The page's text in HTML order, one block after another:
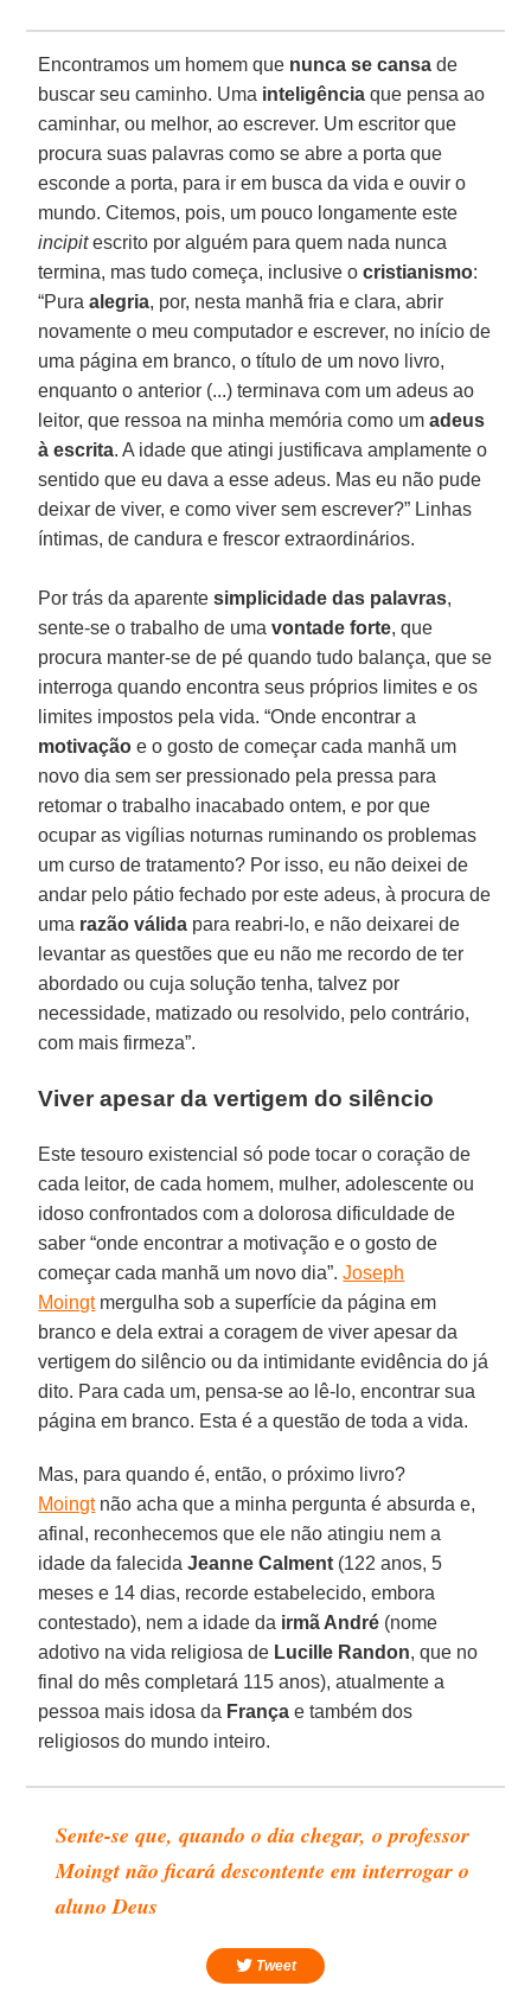
Encontramos um homem que nunca se cansa de
buscar seu caminho. Uma inteligência que pensa ao
caminhar, ou melhor, ao escrever. Um escritor que
procura suas palavras como se abre a porta que
esconde a porta, para ir em busca da vida e ouvir o
mundo. Citemos, pois, um pouco longamente este
incipitescrito por alguém para quem nada nunca
termina, mas tudo começa, inclusive ocristianismo:
“Puraalegria, por, nesta manhã fria e clara, abrir
novamente o meu computador e escrever, no início de
uma página em branco, o título de um novo livro,
enquanto o anterior (...) terminava com um adeus ao
leitor, que ressoa na minha memória como umadeus
à escrita. A idade que atingi justificava amplamente o
sentido que eu dava a esse adeus. Mas eu não pude
deixar de viver, e como viver sem escrever?” Linhas
íntimas, de candura e frescor extraordinários.
Por trás da aparentesimplicidade das palavras,
sente-se o trabalho de umavontade forte, que
procura manter-se de pé quando tudo balança, que se
interroga quando encontra seus próprios limites e os
limites impostos pela vida. “Onde encontrar a
motivação e o gosto de começar cada manhã um
novo dia sem ser pressionado pela pressa para
retomar o trabalho inacabado ontem, e por que
ocupar as vigílias noturnas ruminando os problemas
um curso de tratamento? Por isso, eu não deixei de
andar pelo pátio fechado por este adeus, à procura de
uma razão válida para reabri-lo, e não deixarei de
levantar as questões que eu não me recordo de ter
abordado ou cuja solução tenha, talvez por
necessidade, matizado ou resolvido, pelo contrário,
com mais firmeza”.
Viver apesar da vertigem do silêncio
Este tesouro existencial só pode tocar o coração de
cada leitor, de cada homem, mulher, adolescente ou
idoso confrontados com a dolorosa dificuldade de
saber “onde encontrar a motivação e o gosto de
começar cada manhã um novo dia”.Joseph
Moingtmergulha sob a superfície da página em
branco e dela extrai a coragem de viver apesar da
vertigem do silêncio ou da intimidante evidência do já
dito. Para cada um, pensa-se ao lê-lo, encontrar sua
página em branco. Esta é a questão de toda a vida.
Mas, para quando é, então, o próximo livro?
Moingtnão acha que a minha pergunta é absurda e,
afinal, reconhecemos que ele não atingiu nem a
idade da falecidaJeanne Calment (122 anos, 5
meses e 14 dias, recorde estabelecido, embora
contestado), nem a idade da irmã André (nome
adotivo na vida religiosa de Lucille Randon, que no
final do mês completará 115 anos), atualmente a
pessoa mais idosa da França e também dos
religiosos do mundo inteiro.
Sente-se que, quando o dia chegar, o professor
Moingt não ficará descontente em interrogar o
aluno Deus
Tweet